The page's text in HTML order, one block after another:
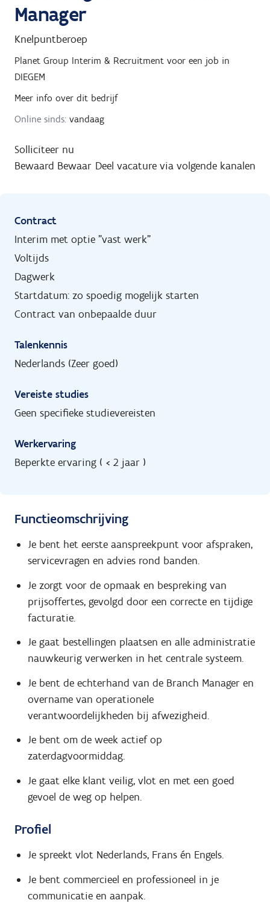
Manager
Knelpuntberoep
Planet Group Interim & Recruitment voor een job in
DIEGEM
Meer info over dit bedrijf
Online sinds: vandaag
Solliciteer nu
Bewaard Bewaar Deel vacature via volgende kanalen
Contract
Interim met optie "vast werk"
Voltijds
Dagwerk
Startdatum: zo spoedig mogelijk starten
Contract van onbepaalde duur
Talenkennis
Nederlands (Zeer goed)
Vereiste studies
Geen specifieke studievereisten
Werkervaring
Beperkte ervaring ( < 2 jaar )
Functieomschrijving
Je bent het eerste aanspreekpunt voor afspraken,
servicevragen en advies rond banden.
Je zorgt voor de opmaak en bespreking van
prijsoffertes, gevolgd door een correcte en tijdige
facturatie.
Je gaat bestellingen plaatsen en alle administratie
nauwkeurig verwerken in het centrale systeem.
Je bent de echterhand van de Branch Manager en
overname van operationele
verantwoordelijkheden bij afwezigheid.
Je bent om de week actief op
zaterdagvoormiddag.
Je gaat elke klant veilig, vlot en met een goed
gevoel de weg op helpen.
Profiel
Je spreekt vlot Nederlands, Frans én Engels.
Je bent commercieel en professioneel in je
communicatie en aanpak.